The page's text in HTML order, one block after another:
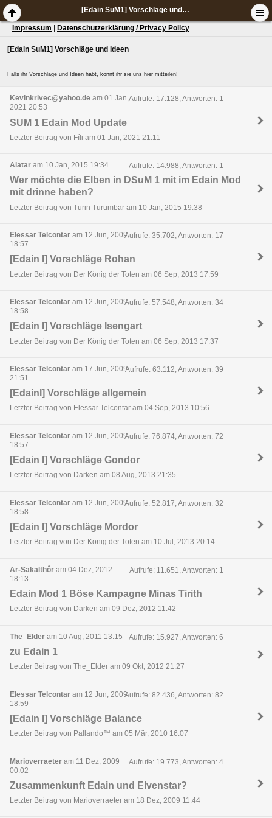
[Edain SuM1] Vorschläge und Ideen
Impressum Datenschutzerklärung / Privacy Policy
[Edain SuM1] Vorschläge und Ideen
Falls ihr Vorschläge und Ideen habt, könnt ihr sie uns hier mitteilen!
Kevinkrivec@yahoo.de am 01 Jan,
2021 20:53
Aufrufe: 17.128, Antworten: 1
SUM 1 Edain Mod Update
Letzter Beitrag von Fíli am 01 Jan, 2021 21:11
Alatar am 10 Jan, 2015 19:34 Aufrufe: 14.988, Antworten: 1
Wer möchte die Elben in DSuM 1 mit im Edain Mod
mit drinne haben?
Letzter Beitrag von Turin Turumbar am 10 Jan, 2015 19:38
Elessar Telcontar am 12 Jun, 2009
18:57
Aufrufe: 35.702, Antworten: 17
[Edain I] Vorschläge Rohan
Letzter Beitrag von Der König der Toten am 06 Sep, 2013 17:59
Elessar Telcontar am 12 Jun, 2009
18:58
Aufrufe: 57.548, Antworten: 34
[Edain I] Vorschläge Isengart
Letzter Beitrag von Der König der Toten am 06 Sep, 2013 17:37
Elessar Telcontar am 17 Jun, 2009
21:51
Aufrufe: 63.112, Antworten: 39
[EdainI] Vorschläge allgemein
Letzter Beitrag von Elessar Telcontar am 04 Sep, 2013 10:56
Elessar Telcontar am 12 Jun, 2009
18:57
Aufrufe: 76.874, Antworten: 72
[Edain I] Vorschläge Gondor
Letzter Beitrag von Darken am 08 Aug, 2013 21:35
Elessar Telcontar am 12 Jun, 2009
18:58
Aufrufe: 52.817, Antworten: 32
[Edain I] Vorschläge Mordor
Letzter Beitrag von Der König der Toten am 10 Jul, 2013 20:14
Ar-Sakalthôr am 04 Dez, 2012
18:13
Aufrufe: 11.651, Antworten: 1
Edain Mod 1 Böse Kampagne Minas Tirith
Letzter Beitrag von Darken am 09 Dez, 2012 11:42
The_Elder am 10 Aug, 2011 13:15 Aufrufe: 15.927, Antworten: 6
zu Edain 1
Letzter Beitrag von The_Elder am 09 Okt, 2012 21:27
Elessar Telcontar am 12 Jun, 2009
18:59
Aufrufe: 82.436, Antworten: 82
[Edain I] Vorschläge Balance
Letzter Beitrag von Pallando™ am 05 Mär, 2010 16:07
Marioverraeter am 11 Dez, 2009
00:02
Aufrufe: 19.773, Antworten: 4
Zusammenkunft Edain und Elvenstar?
Letzter Beitrag von Marioverraeter am 18 Dez, 2009 11:44